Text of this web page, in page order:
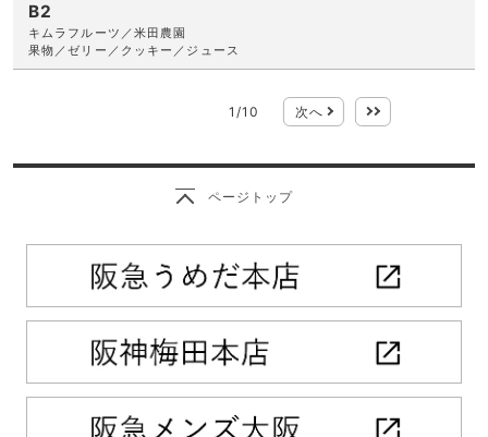
B2
キムラフルーツ／米田農園
果物／ゼリー／クッキー／ジュース
1 /10 次へ 最後
ページトップ